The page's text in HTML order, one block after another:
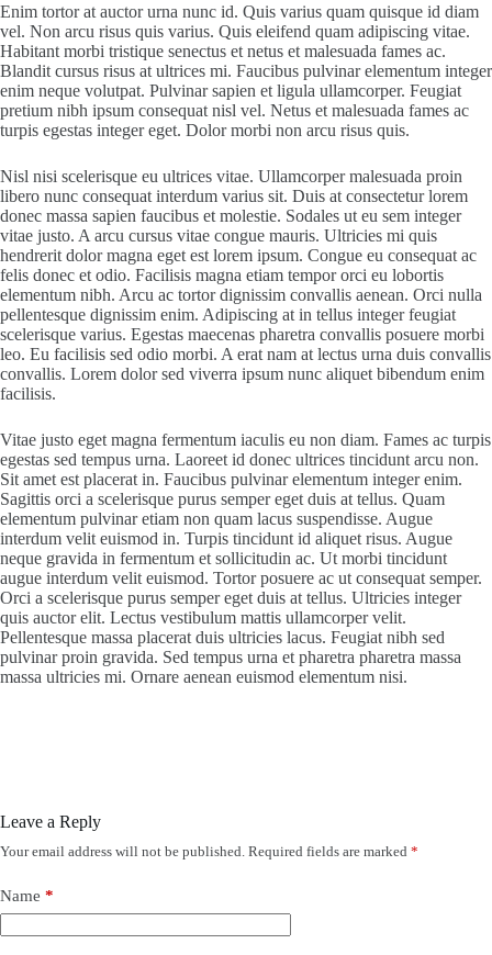
Enim tortor at auctor urna nunc id. Quis varius quam quisque id diam
vel. Non arcu risus quis varius. Quis eleifend quam adipiscing vitae.
Habitant morbi tristique senectus et netus et malesuada fames ac.
Blandit cursus risus at ultrices mi. Faucibus pulvinar elementum integer
enim neque volutpat. Pulvinar sapien et ligula ullamcorper. Feugiat
pretium nibh ipsum consequat nisl vel. Netus et malesuada fames ac
turpis egestas integer eget. Dolor morbi non arcu risus quis.
Nisl nisi scelerisque eu ultrices vitae. Ullamcorper malesuada proin
libero nunc consequat interdum varius sit. Duis at consectetur lorem
donec massa sapien faucibus et molestie. Sodales ut eu sem integer
vitae justo. A arcu cursus vitae congue mauris. Ultricies mi quis
hendrerit dolor magna eget est lorem ipsum. Congue eu consequat ac
felis donec et odio. Facilisis magna etiam tempor orci eu lobortis
elementum nibh. Arcu ac tortor dignissim convallis aenean. Orci nulla
pellentesque dignissim enim. Adipiscing at in tellus integer feugiat
scelerisque varius. Egestas maecenas pharetra convallis posuere morbi
leo. Eu facilisis sed odio morbi. A erat nam at lectus urna duis convallis
convallis. Lorem dolor sed viverra ipsum nunc aliquet bibendum enim
facilisis.
Vitae justo eget magna fermentum iaculis eu non diam. Fames ac turpis
egestas sed tempus urna. Laoreet id donec ultrices tincidunt arcu non.
Sit amet est placerat in. Faucibus pulvinar elementum integer enim.
Sagittis orci a scelerisque purus semper eget duis at tellus. Quam
elementum pulvinar etiam non quam lacus suspendisse. Augue
interdum velit euismod in. Turpis tincidunt id aliquet risus. Augue
neque gravida in fermentum et sollicitudin ac. Ut morbi tincidunt
augue interdum velit euismod. Tortor posuere ac ut consequat semper.
Orci a scelerisque purus semper eget duis at tellus. Ultricies integer
quis auctor elit. Lectus vestibulum mattis ullamcorper velit.
Pellentesque massa placerat duis ultricies lacus. Feugiat nibh sed
pulvinar proin gravida. Sed tempus urna et pharetra pharetra massa
massa ultricies mi. Ornare aenean euismod elementum nisi.
Leave a Reply
Your email address will not be published. Required fields are marked *
Name *